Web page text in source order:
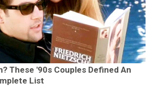
These '90s Couples Defined An
List